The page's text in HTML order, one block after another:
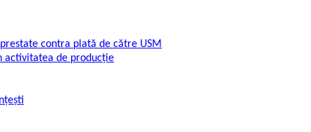
contra plată de către USM
de producție